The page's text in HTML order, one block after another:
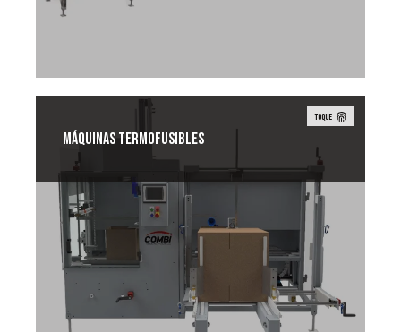
pureza de los productos.
TOQUE
Máquinas termofusibles
Las formadoras y precintadoras de cajas
de cola caliente Combi ofrecen opciones
para el precintado de cajas con cola.